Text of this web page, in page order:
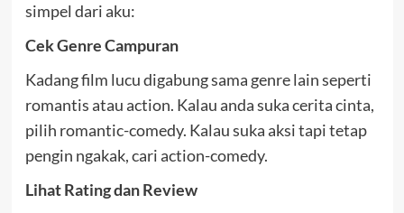
simpel dari aku:
Cek Genre Campuran
Kadang film lucu digabung sama genre lain seperti
romantis atau action. Kalau anda suka cerita cinta,
pilih romantic-comedy. Kalau suka aksi tapi tetap
pengin ngakak, cari action-comedy.
Lihat Rating dan Review